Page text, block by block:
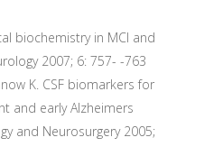
biochemistry in MCI and
2007; 6: 757- -763
K. CSF biomarkers for
and early Alzheimers
and Neurosurgery 2005;